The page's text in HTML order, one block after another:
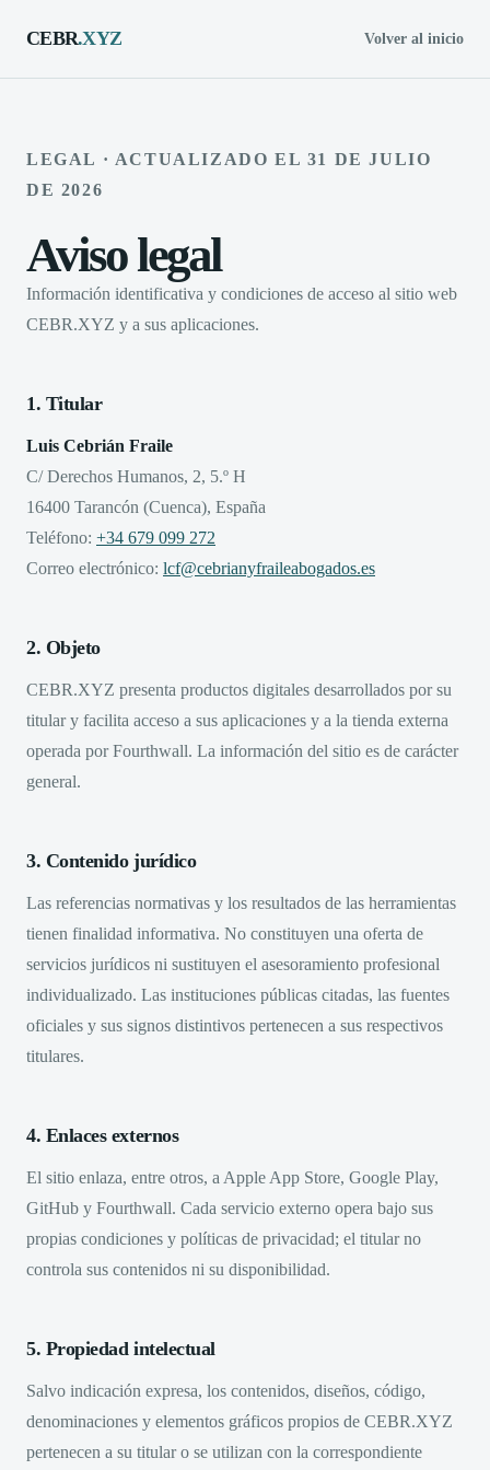
CEBR.XYZ Volver al inicio
LEGAL · ACTUALIZADO EL 31 DE JULIO
DE 2026
Aviso legal
Información identificativa y condiciones de acceso al sitio web
CEBR.XYZ y a sus aplicaciones.
1. Titular
Luis Cebrián Fraile
C/ Derechos Humanos, 2, 5.º H
16400 Tarancón (Cuenca), España
Teléfono: +34 679 099 272
Correo electrónico: lcf@cebrianyfraileabogados.es
2. Objeto
CEBR.XYZ presenta productos digitales desarrollados por su
titular y facilita acceso a sus aplicaciones y a la tienda externa
operada por Fourthwall. La información del sitio es de carácter
general.
3. Contenido jurídico
Las referencias normativas y los resultados de las herramientas
tienen finalidad informativa. No constituyen una oferta de
servicios jurídicos ni sustituyen el asesoramiento profesional
individualizado. Las instituciones públicas citadas, las fuentes
oficiales y sus signos distintivos pertenecen a sus respectivos
titulares.
4. Enlaces externos
El sitio enlaza, entre otros, a Apple App Store, Google Play,
GitHub y Fourthwall. Cada servicio externo opera bajo sus
propias condiciones y políticas de privacidad; el titular no
controla sus contenidos ni su disponibilidad.
5. Propiedad intelectual
Salvo indicación expresa, los contenidos, diseños, código,
denominaciones y elementos gráficos propios de CEBR.XYZ
pertenecen a su titular o se utilizan con la correspondiente